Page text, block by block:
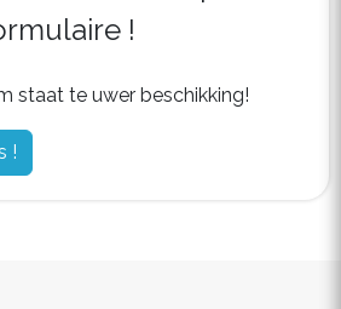
!
staat te uwer beschikking!
!